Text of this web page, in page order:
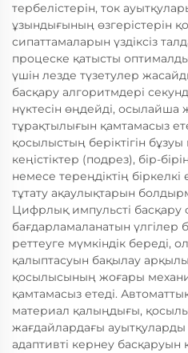
тербелістерін, ток
ұзындығының өзгерістерін
сипаттамаларын үздіксіз
процеске қатысты
үшін лезде түзетулер
басқару алгоритмдері
нүктесін өңдейді, осылайша
тұрақтылығын қамтамасыз
қосылыстың беріктігін
кеңістіктер (подрез), бір-
немесе тереңдіктің біркелкі
тұтату ақаулықтарын
Цифрлық импульсті басқару
бағдарламаланатын үлгілер
реттеуге мүмкіндік береді,
қалыптасуын бақылау арқылы
қосылысының жоғары
қамтамасыз етеді.
материал қалыңдығы,
жағдайлардағы
адаптивті кернеу